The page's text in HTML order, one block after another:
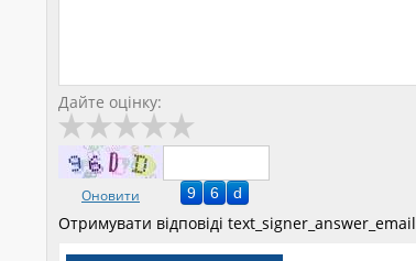
Дайте оцінку:
Оновити
Отримувати відповіді text_signer_answer_email